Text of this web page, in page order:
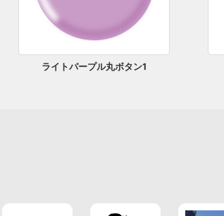
ライトパープル丸ボタン1